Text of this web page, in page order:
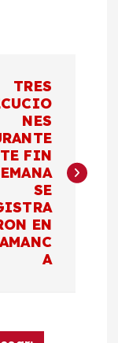
TRES
NES
FIN
SE
EN
A